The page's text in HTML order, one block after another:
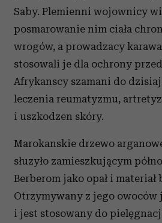
Saby. Plemienni wojownicy
posmarowanie nim ciała
wrogów, a prowadzacy
stosowali je dla ochrony przed
Afrykanscy szamani do
leczenia reumatyzmu,
i uszkodzen skóry.
Marokanskie drzewo
słuzyło zamieszkującym
Berberom jako opał i materiał
Otrzymywany z jego owoców
i jest stosowany do